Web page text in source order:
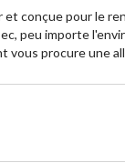
conçue pour le
peu importe
procure une